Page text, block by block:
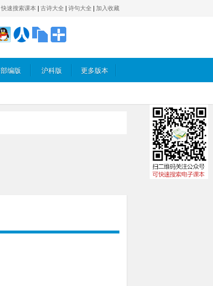
快速搜索课本 古诗大全 诗句大全 加入收藏
部编版 沪科版 更多版本